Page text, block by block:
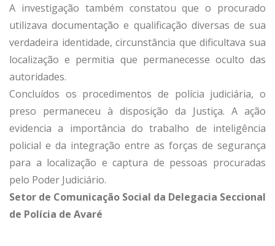
A investigação também constatou que o procurado
utilizava documentação e qualificação diversas de sua
verdadeira identidade, circunstância que dificultava sua
localização e permitia que permanecesse oculto das
autoridades.
Concluídos os procedimentos de polícia judiciária, o
preso permaneceu à disposição da Justiça. A ação
evidencia a importância do trabalho de inteligência
policial e da integração entre as forças de segurança
para a localização e captura de pessoas procuradas
pelo Poder Judiciário.
Setor de Comunicação Social da Delegacia Seccional
de Polícia de Avaré